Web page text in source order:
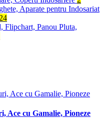
Aparate pentru Indosariat
24
Flipchart, Panou Pluta,
Ace cu Gamalie, Pioneze